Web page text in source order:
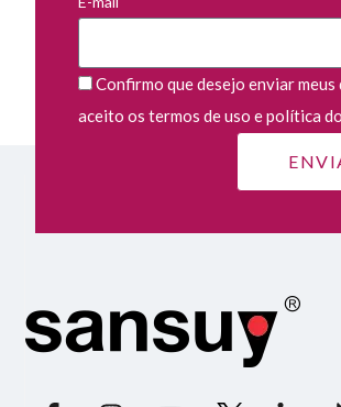
Confirmo que desejo enviar meus
aceito os termos de uso e política